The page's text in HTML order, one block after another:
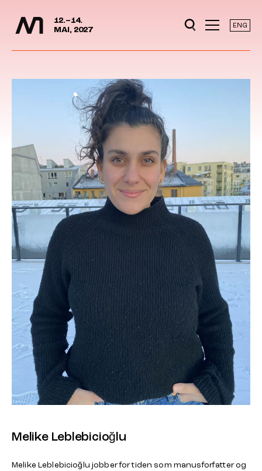
Hopp til hovedinnhold
12.–14.
MAI, 2027
ENG
Melike Leblebicioğlu
Melike Leblebicioğlu jobber for tiden som manusforfatter og